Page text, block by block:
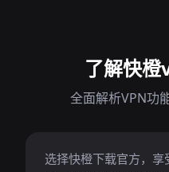
了解快
全面解析VPN功
选择快橙下载官方，